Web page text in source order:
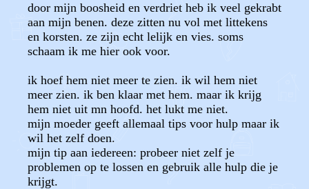
door mijn boosheid en verdriet heb ik veel gekrabt
aan mijn benen. deze zitten nu vol met littekens
en korsten. ze zijn echt lelijk en vies. soms
schaam ik me hier ook voor.
ik hoef hem niet meer te zien. ik wil hem niet
meer zien. ik ben klaar met hem. maar ik krijg
hem niet uit mn hoofd. het lukt me niet.
mijn moeder geeft allemaal tips voor hulp maar ik
wil het zelf doen.
mijn tip aan iedereen: probeer niet zelf je
problemen op te lossen en gebruik alle hulp die je
krijgt.